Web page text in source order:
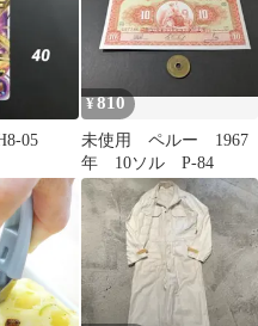
05
¥810
未使用 ペルー 1967
年 10ソル P-84